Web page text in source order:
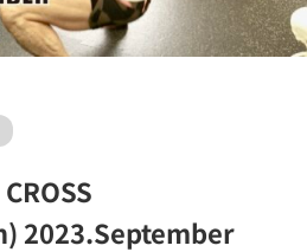
2023.September